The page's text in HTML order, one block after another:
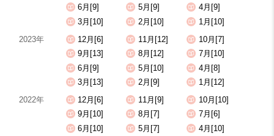
6月[9]
5月[9]
4月[9]
3月[10]
2月[10]
1月[10]
2023年
12月[6] 11月[12]
10月[7]
9月[13]
8月[12]
7月[10]
6月[9]
5月[10]
4月[8]
3月[13]
2月[9]
1月[12]
2022年
12月[6] 11月[9]
10月[10]
9月[10]
8月[7]
7月[6]
6月[10]
5月[7]
4月[10]